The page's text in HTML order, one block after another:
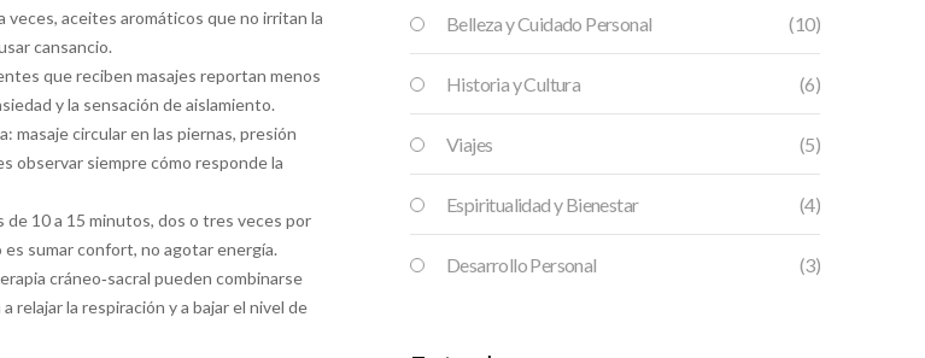
veces, aceites aromáticos que no irritan la
cansancio.
que reciben masajes reportan menos
y la sensación de aislamiento.
masaje circular en las piernas, presión
observar siempre cómo responde la
10 a 15 minutos, dos o tres veces por
sumar confort, no agotar energía.
cráneo‑sacral pueden combinarse
relajar la respiración y a bajar el nivel de
Belleza y Cuidado Personal (10)
Historia y Cultura (6)
Viajes (5)
Espiritualidad y Bienestar (4)
Desarrollo Personal (3)